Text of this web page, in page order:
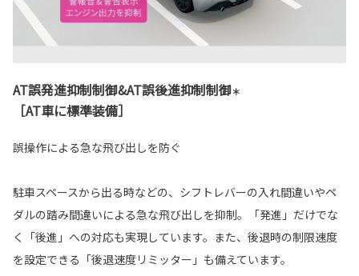
AT誤発進抑制制御&AT誤後進抑制制御＊
［AT車に標準装備］
誤操作による急な飛び出しを防ぐ
駐車スペースから出る時などの、シフトレバーの入れ間違いやペ
ダルの踏み間違いによる急な飛び出しを抑制。「発進」だけでな
く「後進」への対応も実現しています。また、後退時の制限速度
を設定できる「後退速度リミッター」も備えています。